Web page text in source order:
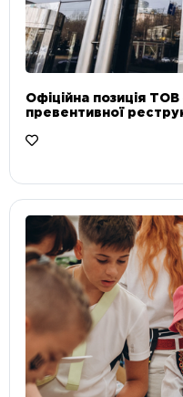
Офіційна позиція
превентивної